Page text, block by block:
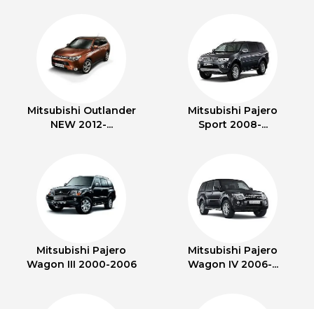
Mitsubishi Outlander
NEW 2012-...
Mitsubishi Pajero
Sport 2008-...
Mitsubishi Pajero
Wagon III 2000-2006
Mitsubishi Pajero
Wagon IV 2006-...